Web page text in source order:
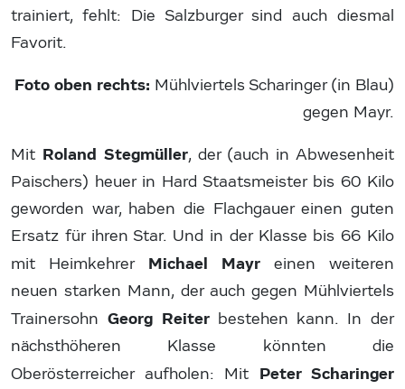
trainiert, fehlt: Die Salzburger sind auch diesmal
Favorit.
Foto oben rechts: Mühlviertels Scharinger (in Blau)
gegen Mayr.
Mit Roland Stegmüller, der (auch in Abwesenheit
Paischers) heuer in Hard Staatsmeister bis 60 Kilo
geworden war, haben die Flachgauer einen guten
Ersatz für ihren Star. Und in der Klasse bis 66 Kilo
mit Heimkehrer Michael Mayr einen weiteren
neuen starken Mann, der auch gegen Mühlviertels
Trainersohn Georg Reiter bestehen kann. In der
nächsthöheren Klasse könnten die
Oberösterreicher aufholen: Mit Peter Scharinger